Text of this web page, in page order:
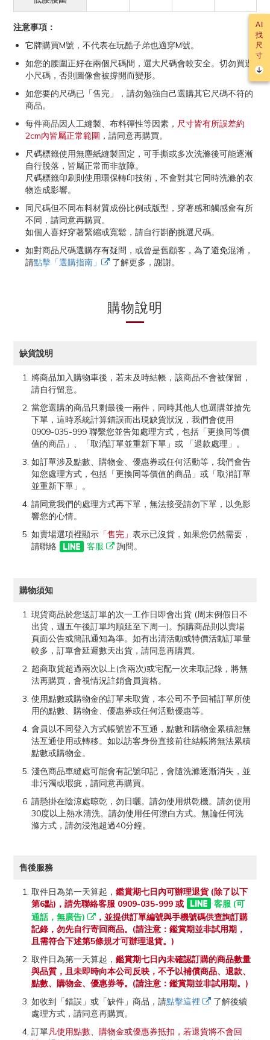
注意事項：
它牌購買M號，不代表在玩酷子弟也適穿M號。
如您的腰圍正好在兩個尺碼間，選大尺碼會較安全。切勿買過
小尺碼，否則圖像會被撐開而變形。
如您要的尺碼已「售完」，請勿勉強自己選購其它尺碼不符的
商品。
每件商品因人工縫製、布料彈性等因素， 尺寸皆有所誤差約
2cm內皆屬正常範圍 ，請同意再購買。
尺碼標籤使用無塵紙縫製固定，可手撕或多次洗滌後可能逐漸
自行脫落，皆屬正常而非故障。
尺碼標籤印刷則使用環保轉印技術，不會對其它同時洗滌的衣
物造成影響。
同尺碼但不同布料材質成份比例或版型，穿著感和觸感會有所
不同，請同意再購買。
如個人喜好穿著緊縮或寬鬆，請自行斟酌挑選尺碼。
如對商品尺碼選購存有疑問，或曾是舊顧客，為了避免混淆，
請點擊「選購指南」 了解更多，謝謝。
購物說明
缺貨說明
將商品加入購物車後，若未及時結帳，該商品不會被保留，
請自行留意。
當您選購的商品只剩最後一兩件，同時其他人也選購並搶先
下單，這時系統計算錯誤而出現缺貨狀況，我們會使用
0909-035-999 聯繫您並告知處理方式，包括「更換同等價
值的商品」、「取消訂單並重新下單」或 「退款處理」。
如訂單涉及點數、購物金、優惠券或任何活動等，我們會告
知您處理方式，包括「更換同等價值的商品」或「取消訂單
並重新下單」。
請同意我們的處理方式再下單，無法接受請勿下單，以免影
響您的心情。
如賣場選項裡顯示 「售完」 表示已沒貨，如果您仍然需要，
請聯絡
客服 詢問。
購物須知
現貨商品於您送訂單的次一工作日即會出貨 (周末例假日不
出貨，週五午後訂單均順延至下周一)。預購商品則以賣場
頁面公告或簡訊通知為準。如有出清活動或特價活動訂單量
較多，訂單會延遲數天出貨，請同意再購買。
超商取貨超過兩次以上(含兩次)或宅配一次未取記錄，將無
法再購買，會視情況註銷會員資格。
使用點數或購物金的訂單未取貨，本公司不予回補訂單所使
用的點數、購物金、優惠券或任何活動優惠等。
會員以不同登入方式帳號皆不互通，點數和購物金累積恕無
法互通使用或轉移。如以訪客身份直接前往結帳將無法累積
點數或購物金。
淺色商品車縫處可能會有記號印記，會隨洗滌逐漸消失，並
非污濁或瑕疵，請同意再購買。
請懸掛在陰涼處晾乾，勿日曬。請勿使用烘乾機。請勿使用
30度以上熱水清洗。請勿使用任何漂白方式。無論任何洗
滌方式，請勿浸泡超過40分鐘。
售後服務
取件日為第一天算起， 鑑賞期七日內可辦理退貨 (除了以下
第6點)，請先聯絡客服 0909-035-999 或
客服 (可
通話，無廣告)
，並提供訂單編號與手機號碼供查詢訂購
記錄，勿先自行寄回商品。(請注意：鑑賞期並非試用期，
且需符合下述第5條規才可辦理退貨。)
取件日為第一天算起， 鑑賞期七日內未確認訂購的商品數量
與品質，且未即時向本公司反映，不予以補償商品、退款、
點數、購物金、優惠券等。(請注意：鑑賞期並非試用期。)
如收到「錯誤」或「缺件」商品，請點擊這裡
了解後續
處理方式，請同意再購買。
訂單凡使用點數、購物金或優惠券抵扣，若退貨將不會回
AI
找
尺
寸